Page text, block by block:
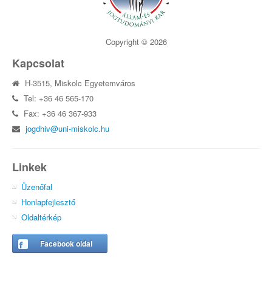
Copyright © 2026
Kapcsolat
H-3515, Miskolc Egyetemváros
Tel: +36 46 565-170
Fax: +36 46 367-933
jogdhiv@uni-miskolc.hu
Linkek
Üzenőfal
Honlapfejlesztő
Oldaltérkép
Facebook oldal